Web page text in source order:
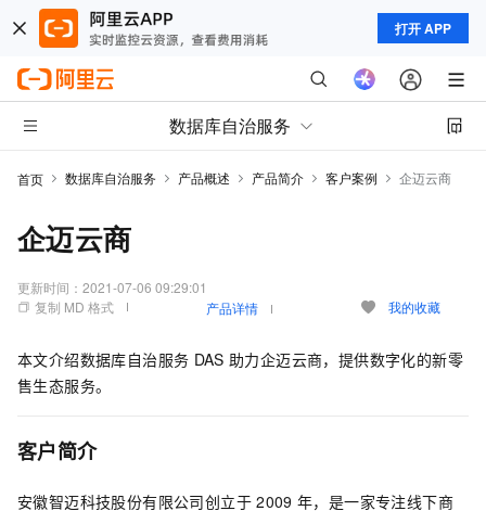
打开 APP
数据库自治服务
首页 数据库自治服务 产品概述 产品简介 客户案例 企迈云商
企迈云商
更新时间： 2021-07-06 09:29:01
复制 MD 格式
产品详情 我的收藏
本文介绍数据库自治服务 DAS 助力企迈云商，提供数字化的新零
售生态服务。
客户简介
安徽智迈科技股份有限公司创立于 2009 年，是一家专注线下商